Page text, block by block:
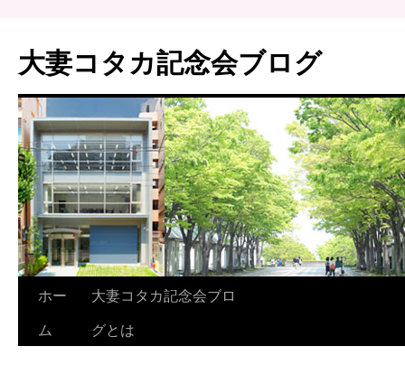
大妻コタカ記念会ブログ
ホー
ム
大妻コタカ記念会ブロ
グとは